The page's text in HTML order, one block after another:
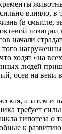
влияло, в
(в смысле,
позиции
начали
того
ходят «на
людей
осев на веки
а затем и
требует
гипотеза о
к